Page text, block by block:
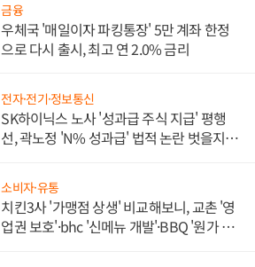
금융
우체국 '매일이자 파킹통장' 5만 계좌 한정
으로 다시 출시, 최고 연 2.0% 금리
전자·전기·정보통신
SK하이닉스 노사 '성과급 주식 지급' 평행
선, 곽노정 'N% 성과급' 법적 논란 벗을지 주
소비자·유통
치킨3사 '가맹점 상생' 비교해보니, 교촌 '영
업권 보호'·bhc '신메뉴 개발'·BBQ '원가 부